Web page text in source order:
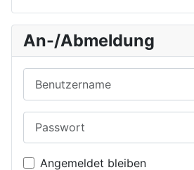
An-/Abmeldung
Angemeldet bleiben